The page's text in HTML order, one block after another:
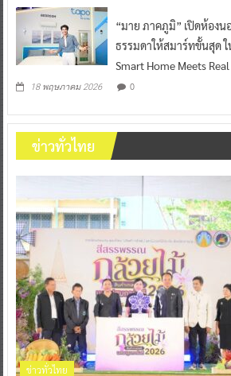
“มาย ภาคภูมิ” เปิดห้อง
ธรรมดาให้สมาร์ทขั้นสุด ใ
Smart Home Meets Real
18 พฤษภาคม 2026 0
ข่าวทั่วไทย
ข่าวทั่วไทย